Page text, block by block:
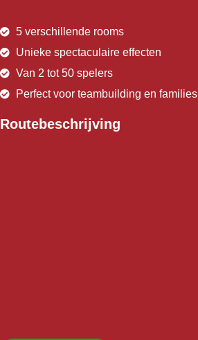
5 verschillende rooms
Unieke spectaculaire effecten
Van 2 tot 50 spelers
Perfect voor teambuilding en families
Routebeschrijving